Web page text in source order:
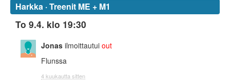
Harkka · Treenit ME + M1
To 9.4. klo 19:30
Jonas ilmoittautui out
Flunssa
4 kuukautta sitten